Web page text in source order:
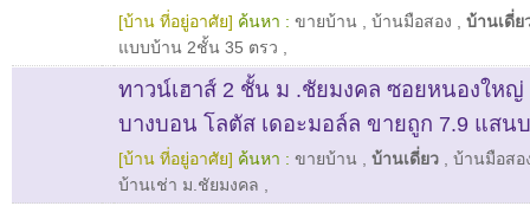
[บ้าน ที่อยู่อาศัย] ค้นหา : ขายบ้าน บ้านมือสอง
บ้านเดี่ย
แบบบ้าน 2ชั้น 35 ตรว
ทาวน์เฮาส์ 2 ชั้น ม .ชัยมงคล ซอยหนองใหญ่
บางบอน โลตัส เดอะมอล์ล ขายถูก 7.9 แสน
[บ้าน ที่อยู่อาศัย] ค้นหา : ขายบ้าน บ้านเดี่ยว
บ้านมือสอ
บ้านเช่า ม.ชัยมงคล